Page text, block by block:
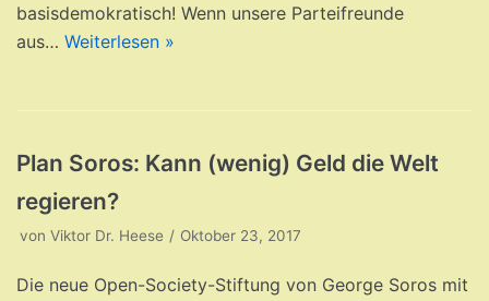
basisdemokratisch! Wenn unsere Parteifreunde
aus… Weiterlesen »
Plan Soros: Kann (wenig) Geld die Welt
regieren?
von Viktor Dr. Heese Oktober 23, 2017
Die neue Open-Society-Stiftung von George Soros mit